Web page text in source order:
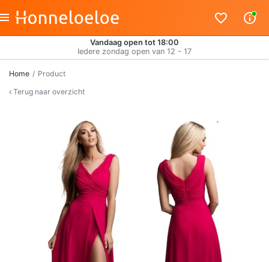
Vandaag open tot 18:00
Iedere zondag open van 12 - 17
Home
Product
Terug naar overzicht